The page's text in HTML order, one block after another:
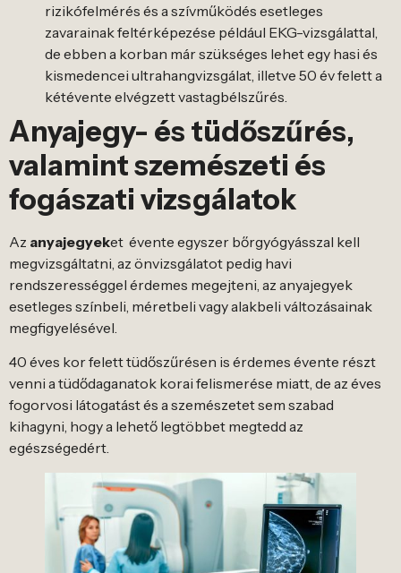
rizikófelmérés és a szívműködés esetleges
zavarainak feltérképezése például EKG-vizsgálattal,
de ebben a korban már szükséges lehet egy hasi és
kismedencei ultrahangvizsgálat, illetve 50 év felett a
kétévente elvégzett vastagbélszűrés.
Anyajegy- és tüdőszűrés,
valamint szemészeti és
fogászati vizsgálatok
Az anyajegyeket évente egyszer bőrgyógyásszal kell
megvizsgáltatni, az önvizsgálatot pedig havi
rendszerességgel érdemes megejteni, az anyajegyek
esetleges színbeli, méretbeli vagy alakbeli változásainak
megfigyelésével.
40 éves kor felett tüdőszűrésen is érdemes évente részt
venni a tüdődaganatok korai felismerése miatt, de az éves
fogorvosi látogatást és a szemészetet sem szabad
kihagyni, hogy a lehető legtöbbet megtedd az
egészségedért.